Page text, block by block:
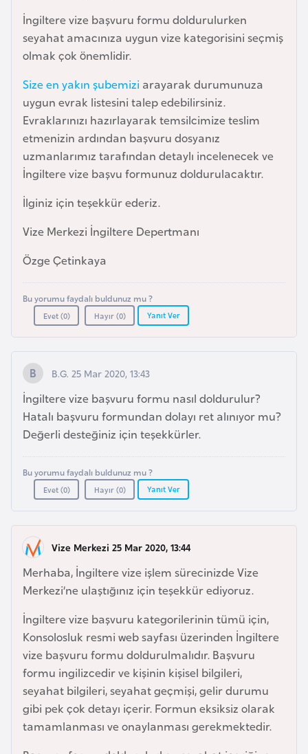
İngiltere vize başvuru formu doldurulurken
seyahat amacınıza uygun vize kategorisini seçmiş
olmak çok önemlidir.
Size en yakın şubemizi arayarak durumunuza
uygun evrak listesini talep edebilirsiniz.
Evraklarınızı hazırlayarak temsilcimize teslim
etmenizin ardından başvuru dosyanız
uzmanlarımız tarafından detaylı incelenecek ve
İngiltere vize başvu formunuz doldurulacaktır.
İlginiz için teşekkür ederiz.
Vize Merkezi İngiltere Depertmanı
Özge Çetinkaya
Bu yorumu faydalı buldunuz mu ?
Evet (0) Hayır (0) Yanıt Ver
B.G. 25 Mar 2020, 13:43
İngiltere vize başvuru formu nasıl doldurulur?
Hatalı başvuru formundan dolayı ret alınıyor mu?
Değerli desteğiniz için teşekkürler.
Bu yorumu faydalı buldunuz mu ?
Evet (0) Hayır (0) Yanıt Ver
Vize Merkezi 25 Mar 2020, 13:44
Merhaba, İngiltere vize işlem sürecinizde Vize
Merkezi’ne ulaştığınız için teşekkür ediyoruz.
İngiltere vize başvuru kategorilerinin tümü için,
Konsolosluk resmi web sayfası üzerinden İngiltere
vize başvuru formu doldurulmalıdır. Başvuru
formu ingilizcedir ve kişinin kişisel bilgileri,
seyahat bilgileri, seyahat geçmişi, gelir durumu
gibi pek çok detayı içerir. Formun eksiksiz olarak
tamamlanması ve onaylanması gerekmektedir.
d
e
ş
B
e
l
a
r
s
e
l
ç
k
a
B
e
n
n
B
o
s
n
a
H
e
r
s
e
k
B